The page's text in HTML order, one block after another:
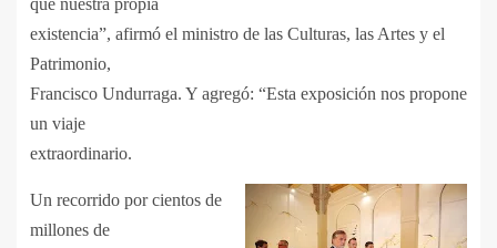
que nuestra propia
existencia”, afirmó el ministro de las Culturas, las Artes y el
Patrimonio,
Francisco Undurraga. Y agregó: “Esta exposición nos propone
un viaje
extraordinario.
Un recorrido por cientos de
millones de